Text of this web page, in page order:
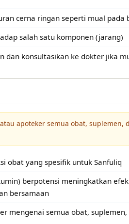
cerna ringan seperti mual
salah satu komponen (jarang)
dan konsultasikan ke dokter jika
apoteker semua obat, suplemen,
obat yang spesifik untuk Sanfuliq
berpotensi meningkatkan
bersamaan
mengenai semua obat,